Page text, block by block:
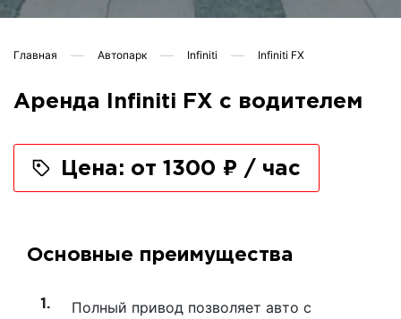
Главная Автопарк Infiniti Infiniti FX
Аренда Infiniti FX с водителем
Цена: от 1300 ₽ / час
Основные преимущества
Полный привод позволяет авто с